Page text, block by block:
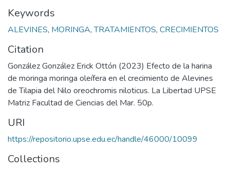
Keywords
ALEVINES, MORINGA,TRATAMIENTOS, CRECIMIENTOS
Citation
González González Erick Ottón (2023) Efecto de la harina
de moringa moringa oleífera en el crecimiento de Alevines
de Tilapia del Nilo oreochromis niloticus. La Libertad UPSE
Matriz Facultad de Ciencias del Mar. 50p.
URI
https://repositorio.upse.edu.ec/handle/46000/10099
Collections